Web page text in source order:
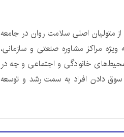
متولیان اصلی سلامت روان در جامعه
ویژه مراکز مشاوره صنعتی و سازمانی،
خانوادگی و اجتماعی و چه در
دادن افراد به سمت رشد و توسعه